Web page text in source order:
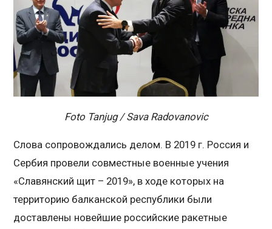
Foto Tanjug / Sava Radovanovic
Слова сопровождались делом. В 2019 г. Россия и
Сербия провели совместные военные учения
«Славянский щит – 2019», в ходе которых на
территорию балканской республики были
доставлены новейшие российские ракетные